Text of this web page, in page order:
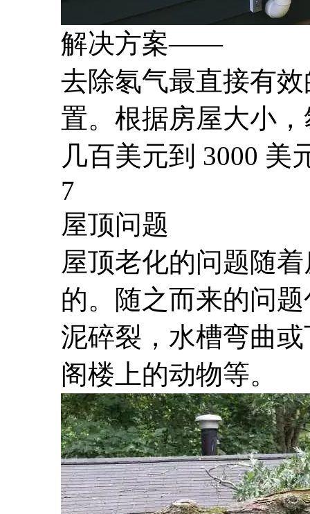
解决方案——
去除氡气最直接有
置。根据房屋大小
几百美元到 3000 美
7
屋顶问题
屋顶老化的问题随
的。随之而来的问
泥碎裂，水槽弯曲
阁楼上的动物等。